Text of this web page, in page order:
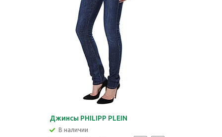
Джинсы PHILIPP PLEIN
В наличии